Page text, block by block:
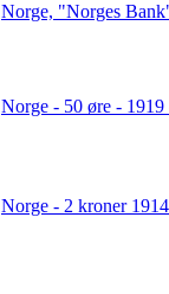
Norge, "Norges
Norge - 50 øre -
Norge - 2 kroner